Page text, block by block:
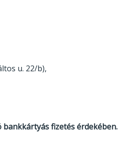
u. 22/b),
bankkártyás fizetés érdekében.